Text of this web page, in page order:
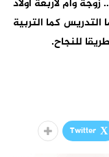
وام لاربعة اولاد
كما التربية
للنجاح.
Twitter